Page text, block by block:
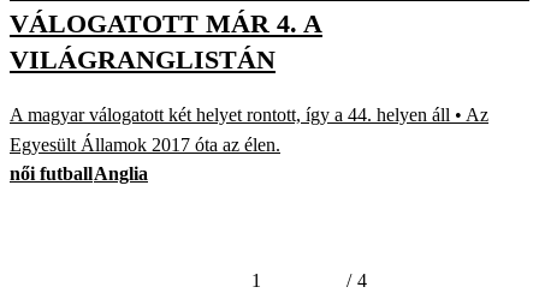
VÁLOGATOTT MÁR 4. A
VILÁGRANGLISTÁN
A magyar válogatott két helyet rontott, így a 44. helyen áll • Az
Egyesült Államok 2017 óta az élen.
női futballAnglia
1 / 4